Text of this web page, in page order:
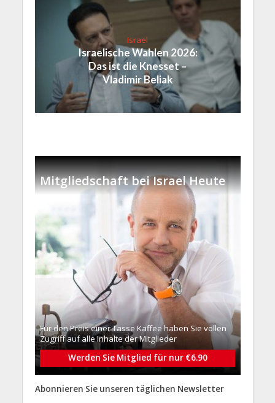
Israel
Israelische Wahlen 2026:
Das ist die Knesset –
Vladimir Beliak
Mitgliedschaft bei Israel Heute
Für den Preis einer Tasse Kaffee haben Sie vollen
Zugriff auf alle Inhalte der Mitglieder
Werden Sie Mitglied für nur €6.90
Abonnieren Sie unseren täglichen Newsletter